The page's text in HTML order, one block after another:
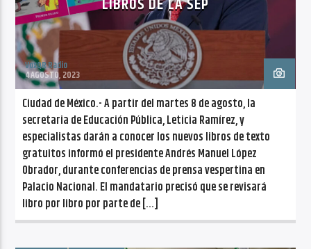
VoxQR Radio
4 AGOSTO, 2023
Ciudad de México.- A partir del martes 8 de agosto, la
secretaria de Educación Pública, Leticia Ramírez, y
especialistas darán a conocer los nuevos libros de texto
gratuitos informó el presidente Andrés Manuel López
Obrador, durante conferencias de prensa vespertina en
Palacio Nacional. El mandatario precisó que se revisará
libro por libro por parte de […]